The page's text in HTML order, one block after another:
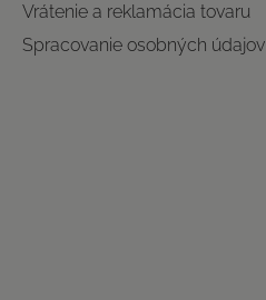
Vrátenie a reklamácia tovaru
Spracovanie osobných údajov